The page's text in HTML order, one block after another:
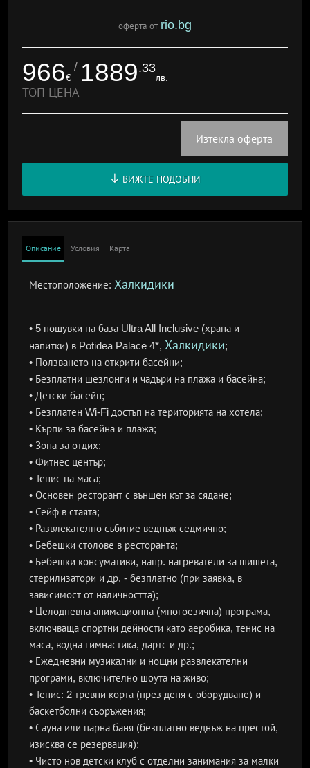
оферта от rio.bg
966€
/ 1889.33
лв.
ТОП ЦЕНА
Изтекла оферта
ВИЖТЕ ПОДОБНИ
Описание Условия Карта
Местоположение: Халкидики
• 5 нощувки на база Ultra All Inclusive (храна и
напитки) в Potidea Palace 4*, Халкидики;
• Ползването на открити басейни;
• Безплатни шезлонги и чадъри на плажа и басейна;
• Детски басейн;
• Безплатен Wi-Fi достъп на територията на хотела;
• Кърпи за басейна и плажа;
• Зона за отдих;
• Фитнес център;
• Тенис на маса;
• Основен ресторант с външен кът за сядане;
• Сейф в стаята;
• Развлекателно събитие веднъж седмично;
• Бебешки столове в ресторанта;
• Бебешки консумативи, напр. нагреватели за шишета,
стерилизатори и др. - безплатно (при заявка, в
зависимост от наличността);
• Целодневна анимационна (многоезична) програма,
включваща спортни дейности като аеробика, тенис на
маса, водна гимнастика, дартс и др.;
• Ежедневни музикални и нощни развлекателни
програми, включително шоута на живо;
• Тенис: 2 тревни корта (през деня с оборудване) и
баскетболни съоръжения;
• Сауна или парна баня (безплатно веднъж на престой,
изисква се резервация);
• Чисто нов детски клуб с отделни занимания за малки